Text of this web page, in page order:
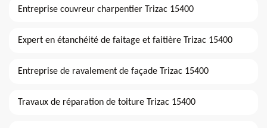
Entreprise couvreur charpentier Trizac 15400
Expert en étanchéité de faitage et faitière Trizac 15400
Entreprise de ravalement de façade Trizac 15400
Travaux de réparation de toiture Trizac 15400